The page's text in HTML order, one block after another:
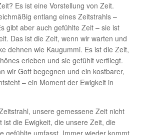
Es ist eine Vorstellung von Zeit.
entlang eines Zeitstrahls –
gibt aber auch gefühlte Zeit – sie ist
Das ist die Zeit, wenn wir warten und
dehnen wie Kaugummi. Es ist die Zeit,
erleben und sie gefühlt verfliegt.
wir Gott begegnen und ein kostbarer,
– ein Moment der Ewigkeit in
unsere gemessene Zeit nicht
ist die Ewigkeit, die unsere Zeit, die